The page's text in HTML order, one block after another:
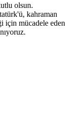
olsun.
kahraman
için mücadele eden